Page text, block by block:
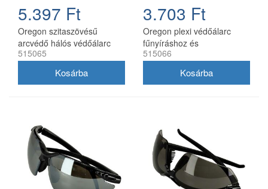
5.397 Ft
Oregon szitaszövésű
arcvédő hálós védőálarc
515065
3.703 Ft
Oregon plexi védőálarc
fűnyíráshoz és
bozótvágáshoz
515066